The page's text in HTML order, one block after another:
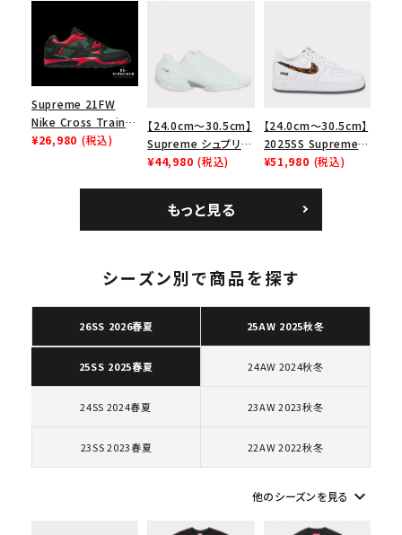
キーワードから探す
パーカー・クルーネック
ース１スニーカー シ
ューズ ホワイト
Supreme 21FW
Nike Cross Trainer
Low ナイキクロスト
¥26,980 (税込)
【24.0cm～30.5cm】
Supreme シュプリー
ム 2023AW Nike
カー ホワイト 白
¥44,980 (税込)
【24.0cm～30.5cm】
2025SS Supreme
GOODENOUGH
ムグッドイナフ ナイキ
エアフォース１スニー
ト
¥51,980 (税込)
もっと見る
シーズン別で商品を探す
26SS 2026春夏 25AW 2025秋冬
25SS 2025春夏 24AW 2024秋冬
24SS 2024春夏 23AW 2023秋冬
23SS 2023春夏 22AW 2022秋冬
他のシーズンを見る keyboard_arrow_down